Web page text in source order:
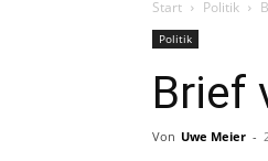
Start Politik
Politik
Brief
Von Uwe Meier -